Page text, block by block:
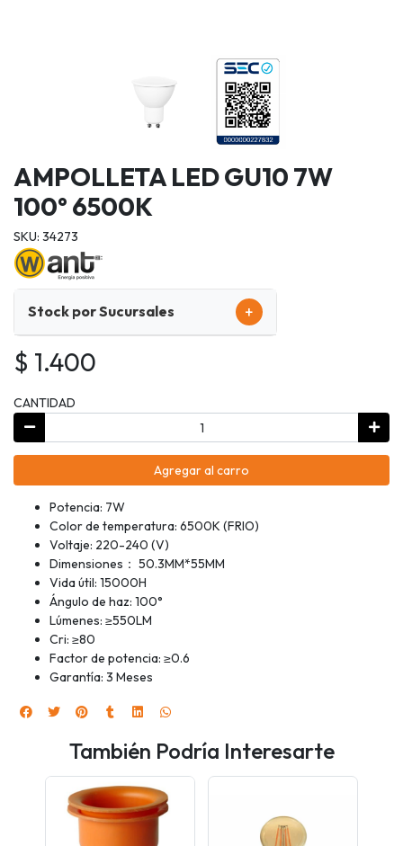
AMPOLLETA LED GU10 7W
100° 6500K
SKU: 34273
Stock por Sucursales +
$ 1.400
CANTIDAD
Agregar al carro
Potencia: 7W
Color de temperatura: 6500K (FRIO)
Voltaje: 220-240 (V)
Dimensiones： 50.3MM*55MM
Vida útil: 15000H
Ángulo de haz: 100°
Lúmenes: ≥550LM
Cri: ≥80
Factor de potencia: ≥0.6
Garantía: 3 Meses
También Podría Interesarte